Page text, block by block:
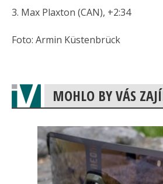
3. Max Plaxton (CAN), +2:34
Foto: Armin Küstenbrück
MOHLO BY VÁS